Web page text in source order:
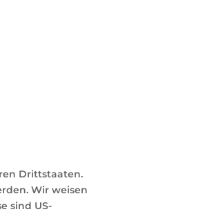
Drittstaaten.
Wir weisen
sind US-